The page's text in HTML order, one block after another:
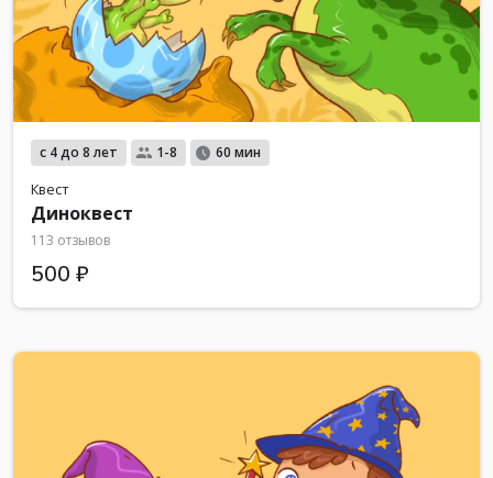
с 4 до 8 лет 1-8 60 мин
Квест
Диноквест
113 отзывов
500 ₽